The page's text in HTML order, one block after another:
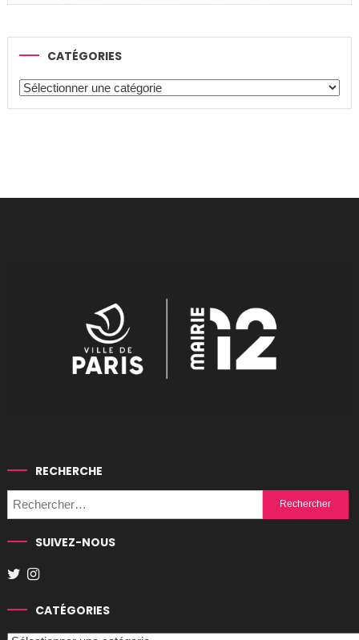
CATÉGORIES
Catégories
RECHERCHE
Rechercher :
SUIVEZ-NOUS
CATÉGORIES